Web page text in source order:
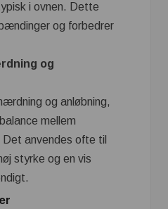
i ovnen. Dette
og forbedrer
og
og anløbning,
mellem
anvendes ofte til
styrke og en vis